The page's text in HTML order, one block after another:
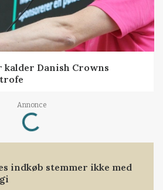
Danish Crowns
Annonce
Loading...
indkøb stemmer ikke med